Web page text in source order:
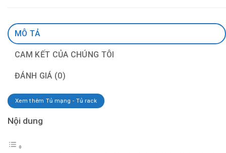
MÔ TẢ
CAM KẾT CỦA CHÚNG TÔI
ĐÁNH GIÁ (0)
Xem thêm Tủ mạng - Tủ rack
Nội dung